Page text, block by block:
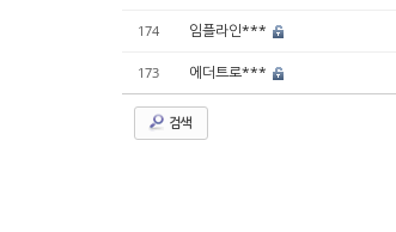
174 임플라인***
173 에더트로***
검색